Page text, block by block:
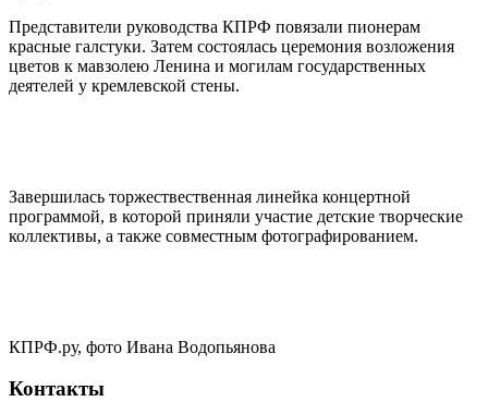
Представители руководства КПРФ повязали пионерам
красные галстуки. Затем состоялась церемония возложения
цветов к мавзолею Ленина и могилам государственных
деятелей у кремлевской стены.
Завершилась торжествественная линейка концертной
программой, в которой приняли участие детские творческие
коллективы, а также совместным фотографированием.
КПРФ.ру, фото Ивана Водопьянова
Контакты